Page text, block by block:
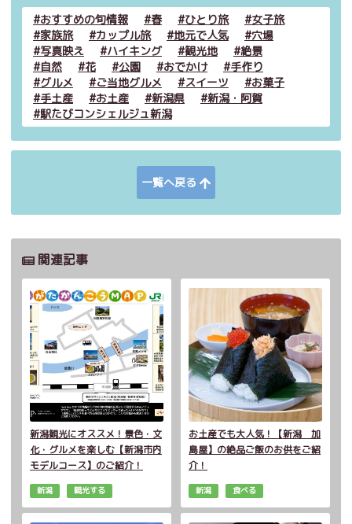
おすすめの旬情報 春 ひとり旅
女子旅
家族旅
カップル旅 地元で人気
穴場
写真映え
ハイキング 観光地
絶景
自然
花 公園 おでかけ
手作り
グルメ
ご当地グルメ スイーツ
お菓子
手土産
お土産 新潟県
新潟・阿賀
駅たびコンシェルジュ新潟
一覧へ戻る
関連記事
新潟観光にオススメ！景色・文
化・グルメを楽しむ【新潟市内
モデルコース】のご紹介！
新潟 観光する
お土産でも大人気！【新潟 加
島屋】の絶品ご飯のお供をご紹
介！
新潟 食べる